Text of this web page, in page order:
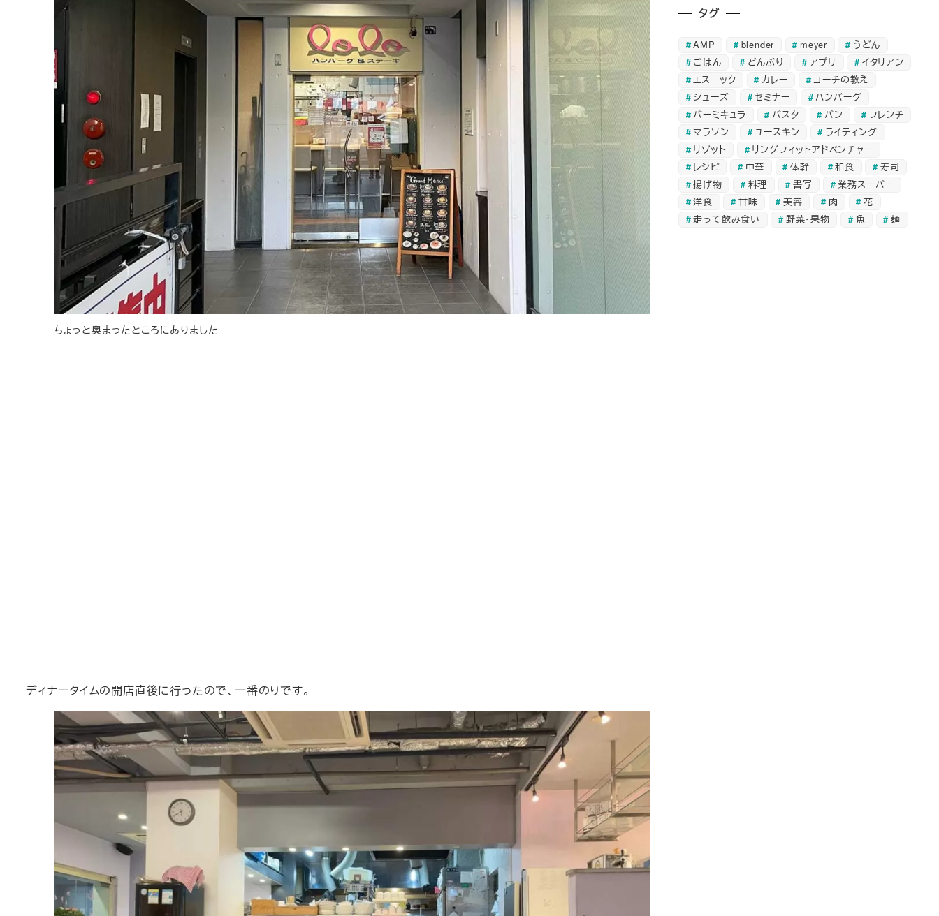
ちょっと奥まったところにありました
ディナータイムの開店直後に行ったので、一番のりです。
タグ
AMP blender meyer
うどん
ごはん
どんぶり アプリ
イタリアン
エスニック
カレー
コーチの教え
シューズ
セミナー
ハンバーグ
バーミキュラ
パスタ パン
フレンチ
マラソン
ユースキン
ライティング
リゾット
リングフィットアドベンチャー
レシピ
中華 体幹 和食
寿司
揚げ物
料理 書写
業務スーパー
洋食
甘味 美容 肉
花
走って飲み食い
野菜・果物 魚 麺